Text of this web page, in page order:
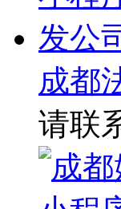
成都
请联